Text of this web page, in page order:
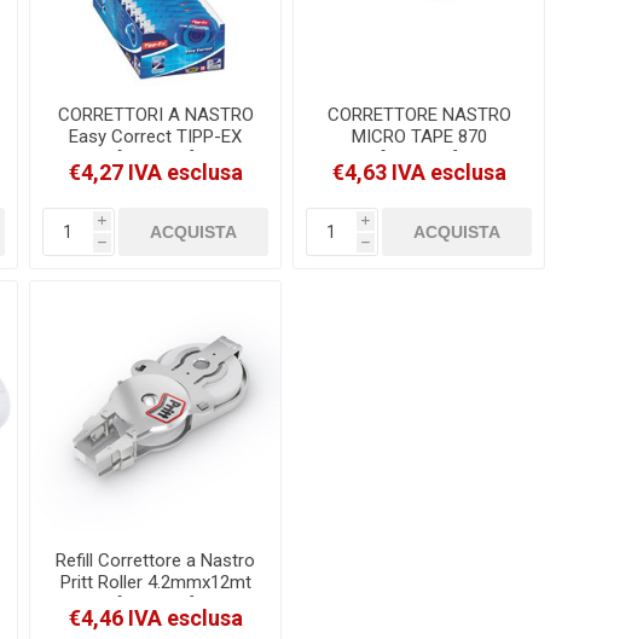
CORRETTORI A NASTRO
Easy Correct TIPP-EX
€4,27 IVA esclusa
i
h
CORRETTORE NASTRO
MICRO TAPE 870
€4,63 IVA esclusa
i
h
Refill Correttore a Nastro
Pritt Roller 4.2mmx12mt
€4,46 IVA esclusa